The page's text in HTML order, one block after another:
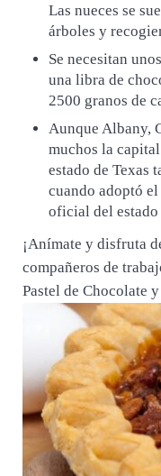
Las nueces se
árboles y
Se necesitan
una libra de
2500 granos de
Aunque Albany,
muchos la
estado de Texas
cuando adoptó
oficial del estado
¡Anímate y disfruta
compañeros de
Pastel de Chocolate